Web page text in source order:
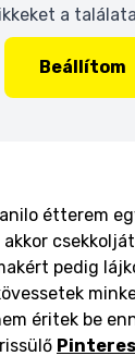
a
Beállítom
étterem
pedig
éritek be